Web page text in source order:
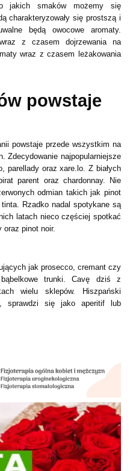
jakich smaków możemy się
charakteryzowały się prostszą i
będą owocowe aromaty.
z czasem dojrzewania na
wraz z czasem leżakowania
powstaje
powstaje przede wszystkim na
Zdecydowanie najpopularniejsze
parellady oraz xare.lo. Z białych
parent oraz chardonnay. Nie
odmian takich jak pinot
Rzadko nadal spotykane są
latach nieco częściej spotkać
oraz pinot noir.
jak prosecco, cremant czy
trunki. Cavę dziś z
wielu sklepów. Hiszpański
sprawdzi się jako aperitif lub